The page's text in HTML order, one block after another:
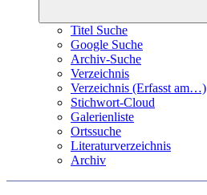
Titel Suche
Google Suche
Archiv-Suche
Verzeichnis
Verzeichnis (Erfasst am…)
Stichwort-Cloud
Galerienliste
Ortssuche
Literaturverzeichnis
Archiv